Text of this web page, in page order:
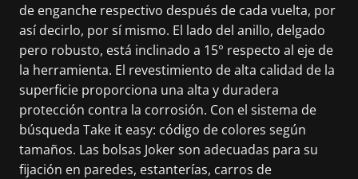
de enganche respectivo después de cada vuelta, por
así decirlo, por sí mismo. El lado del anillo, delgado
pero robusto, está inclinado a 15° respecto al eje de
la herramienta. El revestimiento de alta calidad de la
superficie proporciona una alta y duradera
protección contra la corrosión. Con el sistema de
búsqueda Take it easy: código de colores según
tamaños. Las bolsas Joker son adecuadas para su
fijación en paredes, estanterías, carros de